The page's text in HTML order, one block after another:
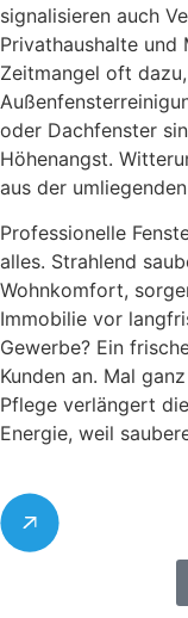
signalisieren auch
Privathaushalte und
Zeitmangel oft
oder Dachfenster
Höhenangst.
aus der
Professionelle
alles. Strahlend
Wohnkomfort,
Immobilie vor
Gewerbe? Ein
Kunden an. Mal
Pflege verlängert
Energie, weil